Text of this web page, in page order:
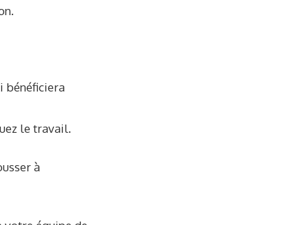
bénéficiera
le travail.
à